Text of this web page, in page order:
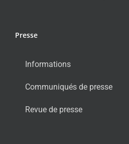
Presse
Informations
Communiqués de presse
Revue de presse